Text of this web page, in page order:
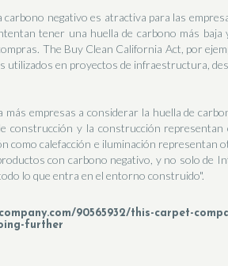
negativo es atractiva para las
tener una huella de carbono más
The Buy Clean California Act, por
utilizados en proyectos de infraestructura,
más empresas a considerar la huella de
construcción y la construcción representan
como calefacción e iluminación representan
con carbono negativo, y no solo de
lo que entra en el entorno construido".
90565932/this-carpet-
further